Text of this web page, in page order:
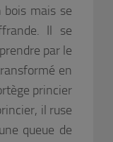
mais se
Il se
par le
en
princier
il ruse
queue de